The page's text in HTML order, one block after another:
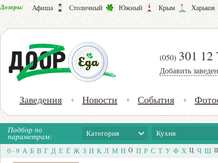
Дозоры: Афиша Столичный Южный Крым Харьков
(050) 301 12
Добавить
Заведения Новости События
Подбор по
параметрам: Категория Кухня
0 - 9 А Б В Г Д Е Ё Ж З И К Л М Н О П Р С Т У Ф Х Ц Ч Ш